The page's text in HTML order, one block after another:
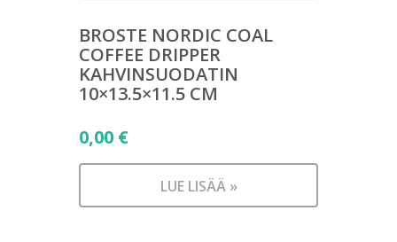
BROSTE NORDIC COAL
COFFEE DRIPPER
KAHVINSUODATIN
10×13.5×11.5 CM
0,00 €
LUE LISÄÄ »